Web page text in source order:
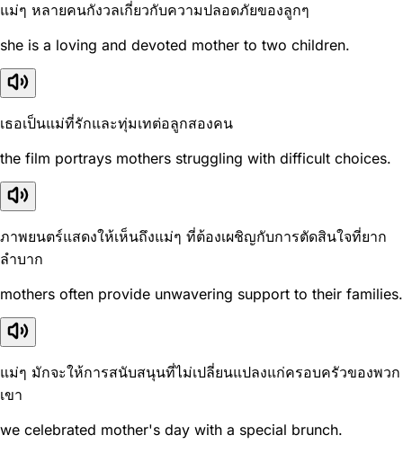
แม่ๆ หลายคนกังวลเกี่ยวกับความปลอดภัยของลูกๆ
she is a loving and devoted mother to two children.
เธอเป็นแม่ที่รักและทุ่มเทต่อลูกสองคน
the film portrays mothers struggling with difficult choices.
ภาพยนตร์แสดงให้เห็นถึงแม่ๆ ที่ต้องเผชิญกับการตัดสินใจที่ยาก
ลำบาก
mothers often provide unwavering support to their families.
แม่ๆ มักจะให้การสนับสนุนที่ไม่เปลี่ยนแปลงแก่ครอบครัวของพวก
เขา
we celebrated mother's day with a special brunch.